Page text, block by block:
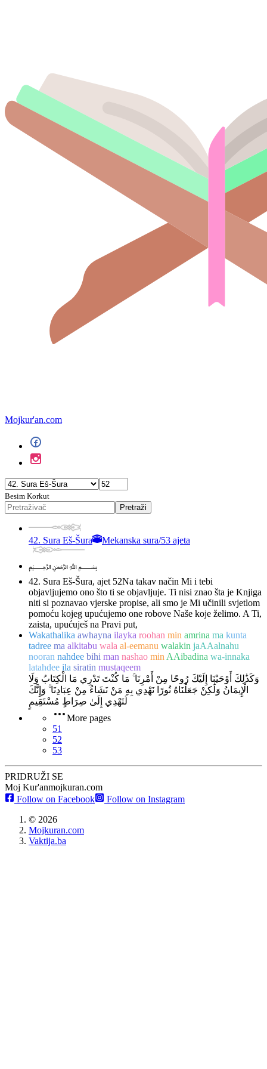
Mojkur'an.com
Besim Korkut
Pretraži
42. Sura Eš-Šura Mekanska sura/53 ajeta
﷽
42. Sura Eš-Šura, ajet 52Na takav način Mi i tebi
objavljujemo ono što ti se objavljuje. Ti nisi znao šta je Knjiga
niti si poznavao vjerske propise, ali smo je Mi učinili svjetlom
pomoću kojeg upućujemo one robove Naše koje želimo. A Ti,
zaista, upućuješ na Pravi put,
Wakathalika awhayna ilayka roohan min amrina ma kunta
tadree ma alkitabu wala al-eemanu walakin jaAAalnahu
nooran nahdee bihi man nashao min AAibadina wa-innaka
latahdee ila siratin mustaqeem
وَكَذَٰلِكَ أَوْحَيْنَا إِلَيْكَ رُوحًا مِنْ أَمْرِنَا ۚ مَا كُنْتَ تَدْرِي مَا الْكِتَابُ وَلَا
الْإِيمَانُ وَلَٰكِنْ جَعَلْنَاهُ نُورًا نَهْدِي بِهِ مَنْ نَشَاءُ مِنْ عِبَادِنَا ۚ وَإِنَّكَ
لَتَهْدِي إِلَىٰ صِرَاطٍ مُسْتَقِيمٍ
More pages
51
52
53
PRIDRUŽI SE
Moj Kur'anmojkuran.com
Follow on Facebook
Follow on Instagram
© 2026
Mojkuran.com
Vaktija.ba